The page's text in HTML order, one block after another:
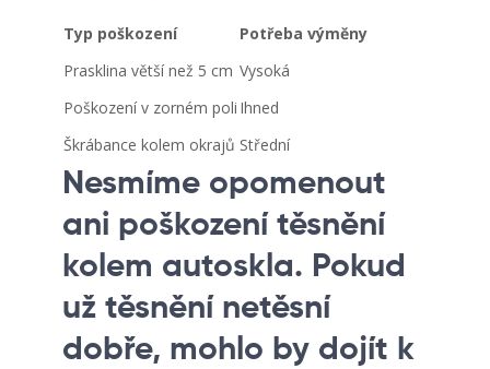
Typ poškození
Potřeba výměny
Prasklina větší než 5 cm Vysoká
Poškození v zorném poli Ihned
Škrábance kolem okrajů Střední
Nesmíme opomenout
ani poškození těsnění
kolem autoskla. Pokud
už těsnění netěsní
dobře, mohlo by dojít k